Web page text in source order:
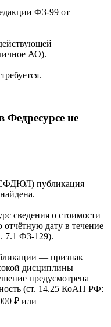
ФЗ-99 от
АО).
Федресурсе не
публикация
сведения о стоимости
дату в течение
7.1 ФЗ-129).
— признак
дисциплины
предусмотрена
(ст. 14.25 КоАП РФ:
₽ или